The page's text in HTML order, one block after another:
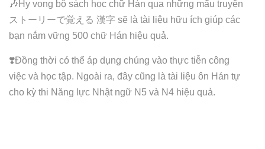
🎶Hy vọng bộ sách học chữ Hán qua những mẩu truyện
ストーリーで覚える 漢字 sẽ là tài liệu hữu ích giúp các
bạn nắm vững 500 chữ Hán hiệu quả.
❣️Đồng thời có thể áp dụng chúng vào thực tiễn công
việc và học tập. Ngoài ra, đây cũng là tài liệu ôn Hán tự
cho kỳ thi Năng lực Nhật ngữ N5 và N4 hiệu quả.